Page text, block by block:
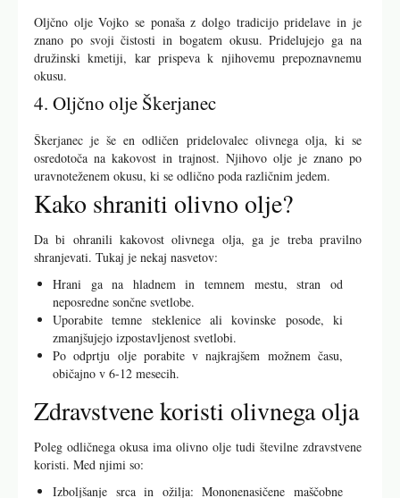
Oljčno olje Vojko se ponaša z dolgo tradicijo pridelave in je
znano po svoji čistosti in bogatem okusu. Pridelujejo ga na
družinski kmetiji, kar prispeva k njihovemu prepoznavnemu
okusu.
4. Oljčno olje Škerjanec
Škerjanec je še en odličen pridelovalec olivnega olja, ki se
osredotoča na kakovost in trajnost. Njihovo olje je znano po
uravnoteženem okusu, ki se odlično poda različnim jedem.
Kako shraniti olivno olje?
Da bi ohranili kakovost olivnega olja, ga je treba pravilno
shranjevati. Tukaj je nekaj nasvetov:
Hrani ga na hladnem in temnem mestu, stran od
neposredne sončne svetlobe.
Uporabite temne steklenice ali kovinske posode, ki
zmanjšujejo izpostavljenost svetlobi.
Po odprtju olje porabite v najkrajšem možnem času,
običajno v 6-12 mesecih.
Zdravstvene koristi olivnega olja
Poleg odličnega okusa ima olivno olje tudi številne zdravstvene
koristi. Med njimi so:
Izboljšanje srca in ožilja: Mononenasičene maščobne